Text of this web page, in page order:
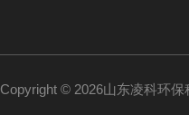
Copyright © 2026山东凌科环